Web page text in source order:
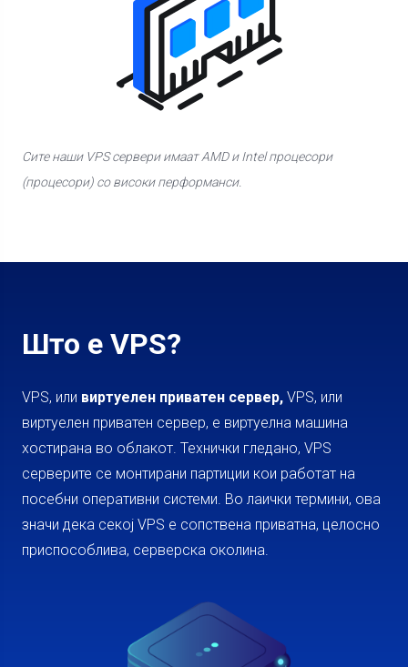
Сите наши VPS сервери имаат AMD и Intel процесори
(процесори) со високи перформанси.
Што е VPS?
VPS, или виртуелен приватен сервер, VPS, или
виртуелен приватен сервер, е виртуелна машина
хостирана во облакот. Технички гледано, VPS
серверите се монтирани партиции кои работат на
посебни оперативни системи. Во лаички термини, ова
значи дека секој VPS е сопствена приватна, целосно
приспособлива, серверска околина.